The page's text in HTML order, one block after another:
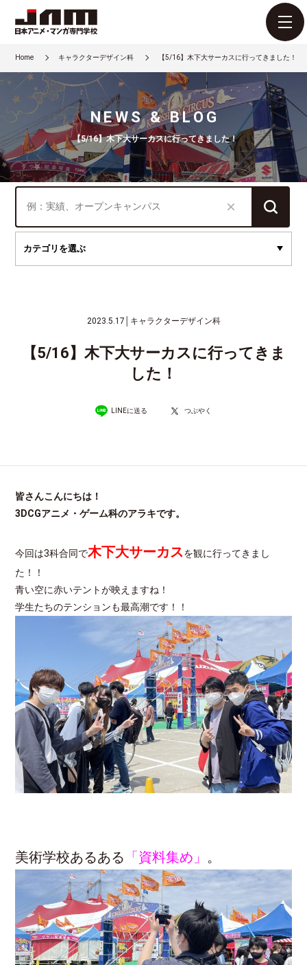
Home キャラクターデザイン科 【5/16】木下大サーカスに行ってきました！
NEWS & BLOG
【5/16】木下大サーカスに行ってきました！
2023.5.17 キャラクターデザイン科
【5/16】木下大サーカスに行ってきま
した！
LINEに送る つぶやく
皆さんこんにちは！
3DCGアニメ・ゲーム科のアラキです。
今回は3科合同で木下大サーカスを観に行ってきまし
た！！
青い空に赤いテントが映えますね！
学生たちのテンションも最高潮です！！
美術学校あるある 「資料集め」 。